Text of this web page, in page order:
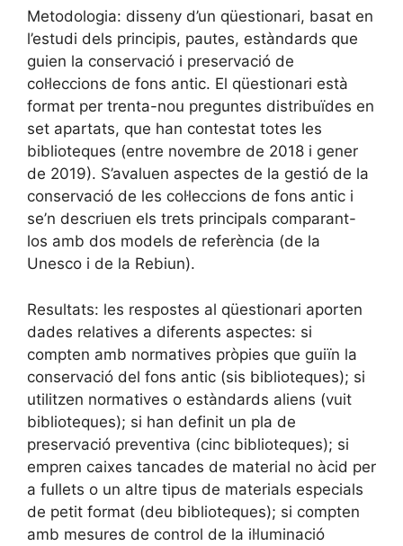
Metodologia: disseny d’un qüestionari, basat en
l’estudi dels principis, pautes, estàndards que
guien la conservació i preservació de
col·leccions de fons antic. El qüestionari està
format per trenta-nou preguntes distribuïdes en
set apartats, que han contestat totes les
biblioteques (entre novembre de 2018 i gener
de 2019). S’avaluen aspectes de la gestió de la
conservació de les col·leccions de fons antic i
se’n descriuen els trets principals comparant-
los amb dos models de referència (de la
Unesco i de la Rebiun).
Resultats: les respostes al qüestionari aporten
dades relatives a diferents aspectes: si
compten amb normatives pròpies que guiïn la
conservació del fons antic (sis biblioteques); si
utilitzen normatives o estàndards aliens (vuit
biblioteques); si han definit un pla de
preservació preventiva (cinc biblioteques); si
empren caixes tancades de material no àcid per
a fullets o un altre tipus de materials especials
de petit format (deu biblioteques); si compten
amb mesures de control de la il·luminació